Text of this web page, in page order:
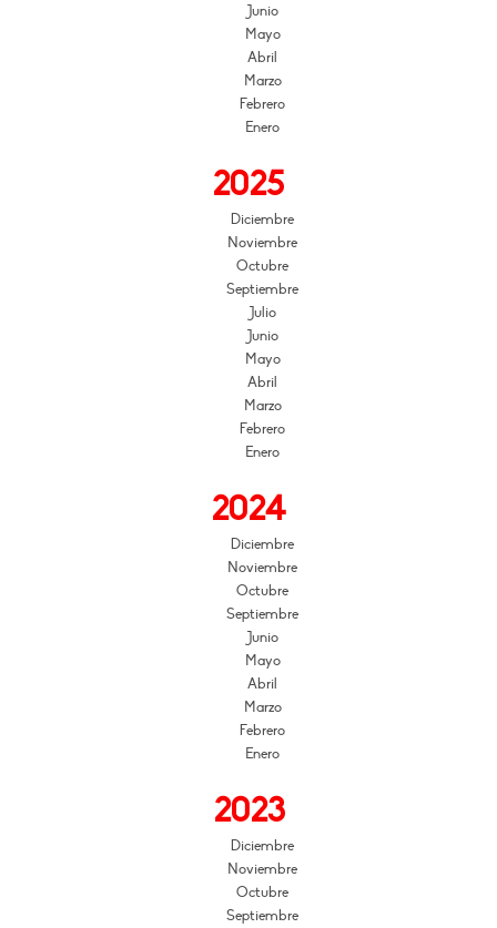
Junio
Mayo
Abril
Marzo
Febrero
Enero
2025
Diciembre
Noviembre
Octubre
Septiembre
Julio
Junio
Mayo
Abril
Marzo
Febrero
Enero
2024
Diciembre
Noviembre
Octubre
Septiembre
Junio
Mayo
Abril
Marzo
Febrero
Enero
2023
Diciembre
Noviembre
Octubre
Septiembre